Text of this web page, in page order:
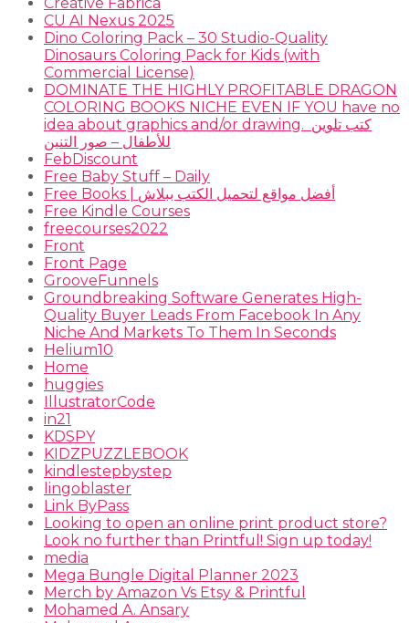
Creative Fabrica
CU AI Nexus 2025
Dino Coloring Pack – 30 Studio-Quality
Dinosaurs Coloring Pack for Kids (with
Commercial License)
DOMINATE THE HIGHLY PROFITABLE DRAGON
COLORING BOOKS NICHE EVEN IF YOU have no
idea about graphics and/or drawing. ​ كتب تلوين
للأطفال – صور التنين
FebDiscount
Free Baby Stuff – Daily
Free Books | أفضل مواقع لتحميل الكتب ببلاش
Free Kindle Courses
freecourses2022
Front
Front Page
GrooveFunnels
Groundbreaking Software Generates High-
Quality Buyer Leads From Facebook In Any
Niche And Markets To Them In Seconds
Helium10
Home
huggies
IllustratorCode
in21
KDSPY
KIDZPUZZLEBOOK
kindlestepbystep
lingoblaster
Link ByPass
Looking to open an online print product store?
Look no further than Printful! Sign up today!
media
Mega Bungle Digital Planner 2023
Merch by Amazon Vs Etsy & Printful
Mohamed A. Ansary